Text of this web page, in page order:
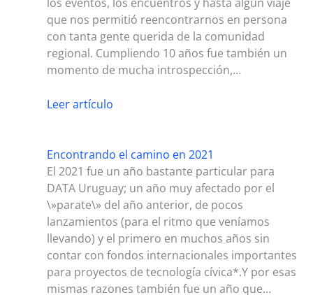
que nos permitió reencontrarnos en persona
con tanta gente querida de la comunidad
regional. Cumpliendo 10 años fue también un
momento de mucha introspección,…
Leer artículo
Encontrando el camino en 2021
El 2021 fue un año bastante particular para
DATA Uruguay; un año muy afectado por el
\»parate\» del año anterior, de pocos
lanzamientos (para el ritmo que veníamos
llevando) y el primero en muchos años sin
contar con fondos internacionales importantes
para proyectos de tecnología cívica*.Y por esas
mismas razones también fue un año que…